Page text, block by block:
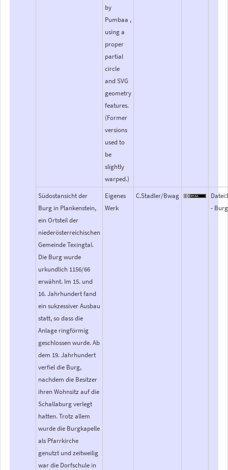
by
Pumbaa ,
using a
proper
partial
circle
and SVG
geometry
features.
(Former
versions
used to
be
slightly
warped.)
Südostansicht der
Burg in Plankenstein,
ein Ortsteil der
niederösterreichischen
Gemeinde Texingtal.
Die Burg wurde
urkundlich 1156/66
erwähnt. Im 15. und
16. Jahrhundert fand
ein sukzessiver Ausbau
statt, so dass die
Anlage ringförmig
geschlossen wurde. Ab
dem 19. Jahrhundert
verfiel die Burg,
nachdem die Besitzer
ihren Wohnsitz auf die
Schallaburg verlegt
hatten. Trotz allem
wurde die Burgkapelle
als Pfarrkirche
genutzt und zeitweilig
war die Dorfschule in
Eigenes
Werk
C.Stadler/Bwag
-